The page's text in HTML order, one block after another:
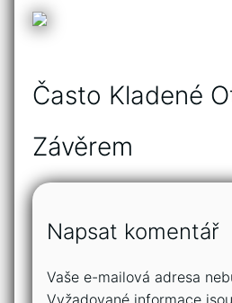
Často Kladené
Závěrem
Napsat komentář
Vaše e-mailová adresa